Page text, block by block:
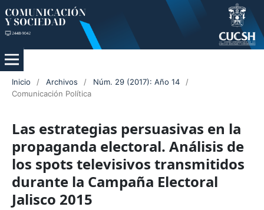
Inicio / Archivos / Núm. 29 (2017): Año 14
/
Comunicación Política
Las estrategias persuasivas en la
propaganda electoral. Análisis de
los spots televisivos transmitidos
durante la Campaña Electoral
Jalisco 2015